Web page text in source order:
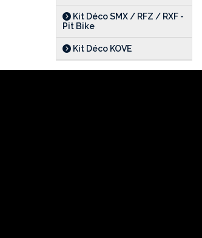
Kit Déco SMX / RFZ / RXF -
Pit Bike
Kit Déco KOVE